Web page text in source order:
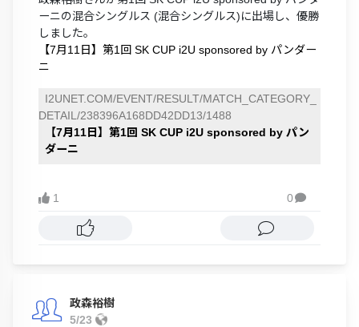
ーニの混合シングルス (混合シングルス)に出場し、優勝
しました。
【7月11日】第1回 SK CUP i2U sponsored by パンダー
ニ
I2UNET.COM/EVENT/RESULT/MATCH_CATEGORY_
DETAIL/238396A168DD42DD13/1488
【7月11日】第1回 SK CUP i2U sponsored by パン
ダーニ
1 0
政森裕樹
5/23